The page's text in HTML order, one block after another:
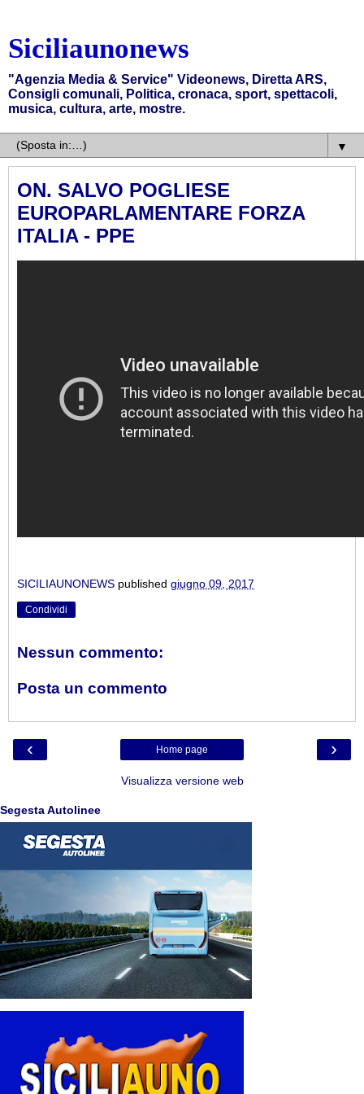
Siciliaunonews
"Agenzia Media & Service" Videonews, Diretta ARS,
Consigli comunali, Politica, cronaca, sport, spettacoli,
musica, cultura, arte, mostre.
▼
ON. SALVO POGLIESE
EUROPARLAMENTARE FORZA
ITALIA - PPE
SICILIAUNONEWS published giugno 09, 2017
Condividi
Nessun commento:
Posta un commento
‹ ›
Home page
Visualizza versione web
Segesta Autolinee